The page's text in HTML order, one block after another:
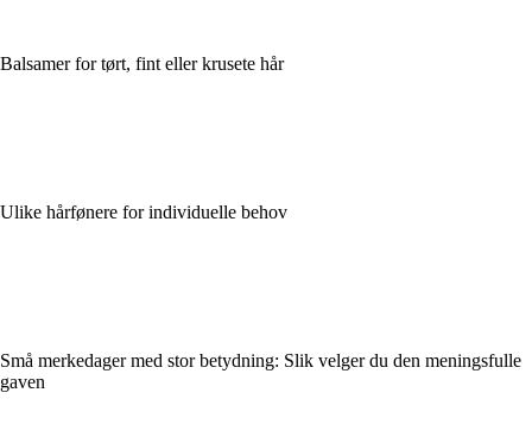
Balsamer for tørt, fint eller krusete hår
Ulike hårfønere for individuelle behov
Små merkedager med stor betydning: Slik velger du den meningsfulle
gaven